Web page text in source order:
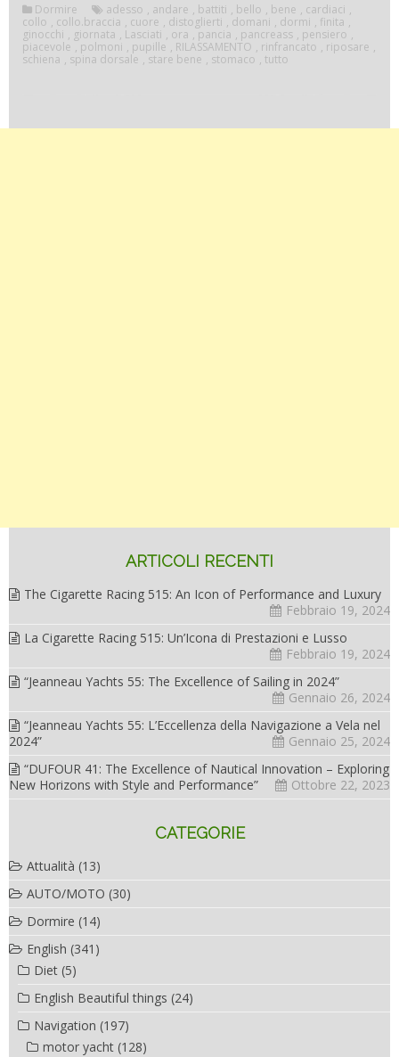
Dormire adesso , andare , battiti , bello , bene , cardiaci ,
collo , collo.braccia , cuore , distoglierti , domani , dormi , finita ,
ginocchi , giornata , Lasciati , ora , pancia , pancreass , pensiero ,
piacevole , polmoni , pupille , RILASSAMENTO , rinfrancato , riposare ,
schiena , spina dorsale , stare bene , stomaco , tutto
ARTICOLI RECENTI
The Cigarette Racing 515: An Icon of Performance and Luxury
Febbraio 19, 2024
La Cigarette Racing 515: Un’Icona di Prestazioni e Lusso
Febbraio 19, 2024
“Jeanneau Yachts 55: The Excellence of Sailing in 2024”
Gennaio 26, 2024
“Jeanneau Yachts 55: L’Eccellenza della Navigazione a Vela nel
2024”
Gennaio 25, 2024
“DUFOUR 41: The Excellence of Nautical Innovation – Exploring
New Horizons with Style and Performance”
Ottobre 22, 2023
CATEGORIE
Attualità (13)
AUTO/MOTO (30)
Dormire (14)
English (341)
Diet (5)
English Beautiful things (24)
Navigation (197)
motor yacht (128)